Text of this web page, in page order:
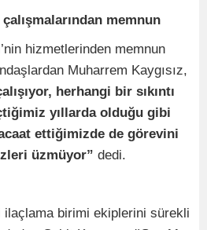
memnun
hizmetlerinden memnun
Muharrem Kaygısız,
herhangi bir sıkıntı
yıllarda olduğu gibi
ettiğimizde de görevini
üzmüyor” dedi.
birimi ekiplerini sürekli